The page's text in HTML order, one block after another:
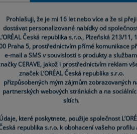
policy
Prohlašuji, že je mi 16 let nebo více a že si přeji
dostávat personalizované nabídky od
Česká republika s.r.o., Plzeňská 213/11,
Praha 5, prostřednictvím přímé komunikace
e-mail a SMS v souvislosti s produkty a
CERAVE, jakož i prostřednictvím reklam
značek L’ORÉAL Česká republika s.r.o.
přizpůsobených mým zájmům zobrazovaných
partnerských webových stránkách a na
sítích.
Údaje, které poskytnete, použije společnost
republika s.r.o. k obohacení vašeho profilu